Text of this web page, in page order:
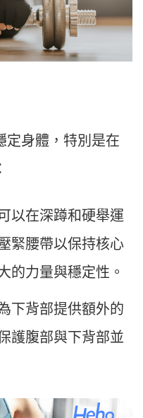
定身體，特別是在
以在深蹲和硬舉運
緊腰帶以保持核心
的力量與穩定性。
下背部提供額外的
護腹部與下背部並